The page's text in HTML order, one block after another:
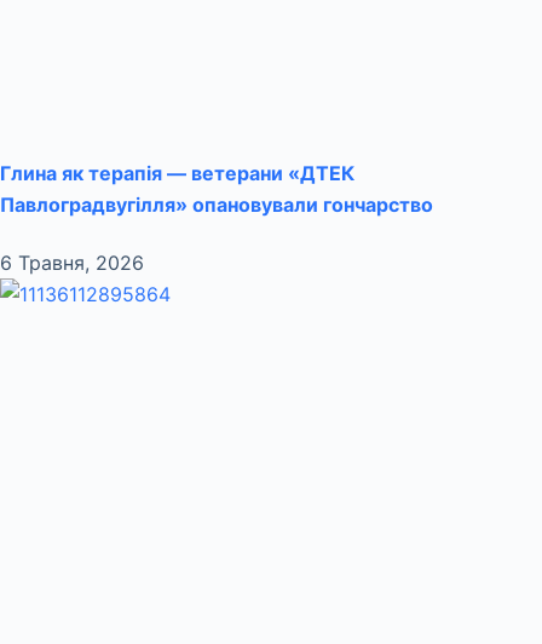
Глина як терапія — ветерани «ДТЕК
Павлоградвугілля» опановували гончарство
6 Травня, 2026